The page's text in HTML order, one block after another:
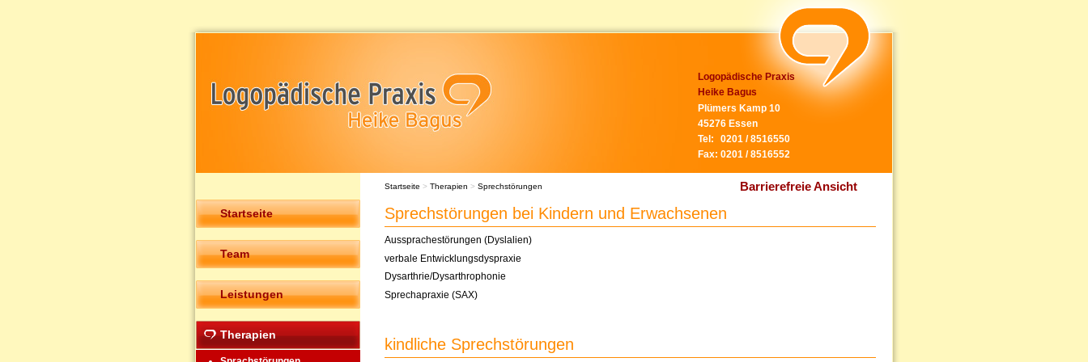
Logopädische Praxis
Heike Bagus
Plümers Kamp 10
45276 Essen
Tel:
0201 / 8516550
Fax: 0201 / 8516552
Barrierefreie Ansicht
Startseite
Team
Leistungen
Therapien
Startseite > Therapien > Sprechstörungen
Sprechstörungen bei Kindern und Erwachsenen
Aussprachestörungen (Dyslalien)
verbale Entwicklungsdyspraxie
Dysarthrie/Dysarthrophonie
Sprechapraxie (SAX)
kindliche Sprechstörungen